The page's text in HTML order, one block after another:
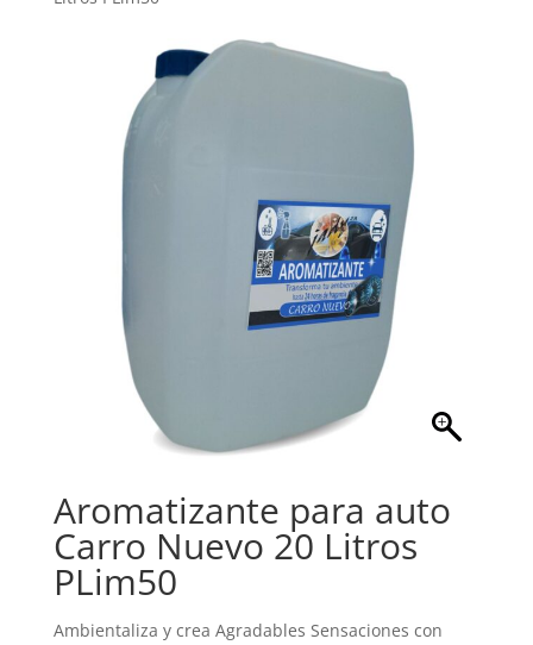
Aromatizante para auto
Carro Nuevo 20 Litros
PLim50
Ambientaliza y crea Agradables Sensaciones con